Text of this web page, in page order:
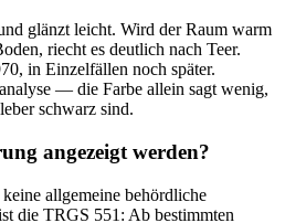
glänzt leicht. Wird der Raum warm
riecht es deutlich nach Teer.
in Einzelfällen noch später.
— die Farbe allein sagt wenig,
schwarz sind.
angezeigt werden?
allgemeine behördliche
die TRGS 551: Ab bestimmten